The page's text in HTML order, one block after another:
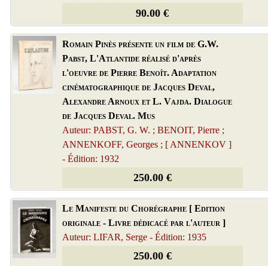
90.00 €
Romain Pinès présente un film de G.W.
Pabst, L'Atlantide réalisé d'après
l'oeuvre de Pierre Benoît. Adaptation
cinématographique de Jacques Deval,
Alexandre Arnoux et L. Vajda. Dialogue
de Jacques Deval. Mus
Auteur: PABST, G. W. ; BENOIT, Pierre ;
ANNENKOFF, Georges ; [ ANNENKOV ]
- Édition: 1932
250.00 €
Le Manifeste du Chorégraphe [ Edition
originale - Livre dédicacé par l'auteur ]
Auteur: LIFAR, Serge - Édition: 1935
250.00 €